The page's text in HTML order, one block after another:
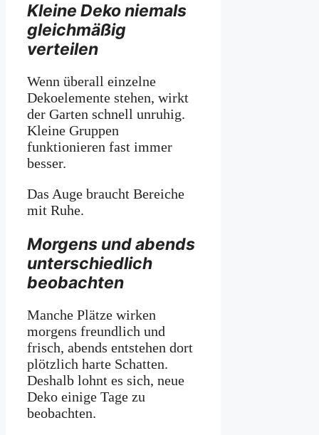
Kleine Deko niemals
gleichmäßig
verteilen
Wenn überall einzelne
Dekoelemente stehen, wirkt
der Garten schnell unruhig.
Kleine Gruppen
funktionieren fast immer
besser.
Das Auge braucht Bereiche
mit Ruhe.
Morgens und abends
unterschiedlich
beobachten
Manche Plätze wirken
morgens freundlich und
frisch, abends entstehen dort
plötzlich harte Schatten.
Deshalb lohnt es sich, neue
Deko einige Tage zu
beobachten.